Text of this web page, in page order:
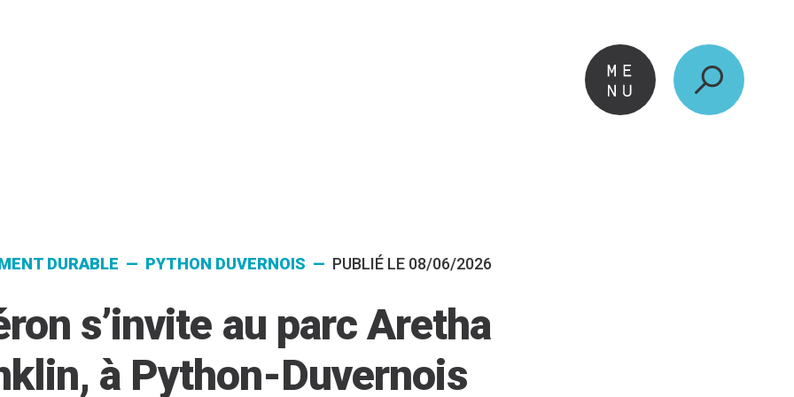
DURABLE — PYTHON DUVERNOIS — PUBLIÉ LE 08/06/2026
s’invite au parc Aretha
à Python-Duvernois